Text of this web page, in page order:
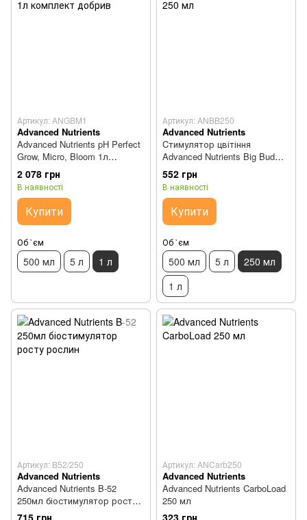
Артикул: ANGBM1
Advanced Nutrients
Advanced Nutrients pH Perfect
Grow, Micro, Bloom 1л
комплект добрив
2 078 грн
В наявності
Купити
Об `єм
500 мл 5 л 1 л
Артикул: ANBB250
Advanced Nutrients
Cтимулятор цвітіння
Advanced Nutrients Big Bud
250 мл
552 грн
В наявності
Купити
Об `єм
500 мл 5 л
250 мл
1 л
Артикул: B52/250
Advanced Nutrients
Advanced Nutrients B-52
250мл біостимулятор росту
рослин
715 грн
Артикул: ANCarb250
Advanced Nutrients
Advanced Nutrients CarboLoad
250 мл
323 грн